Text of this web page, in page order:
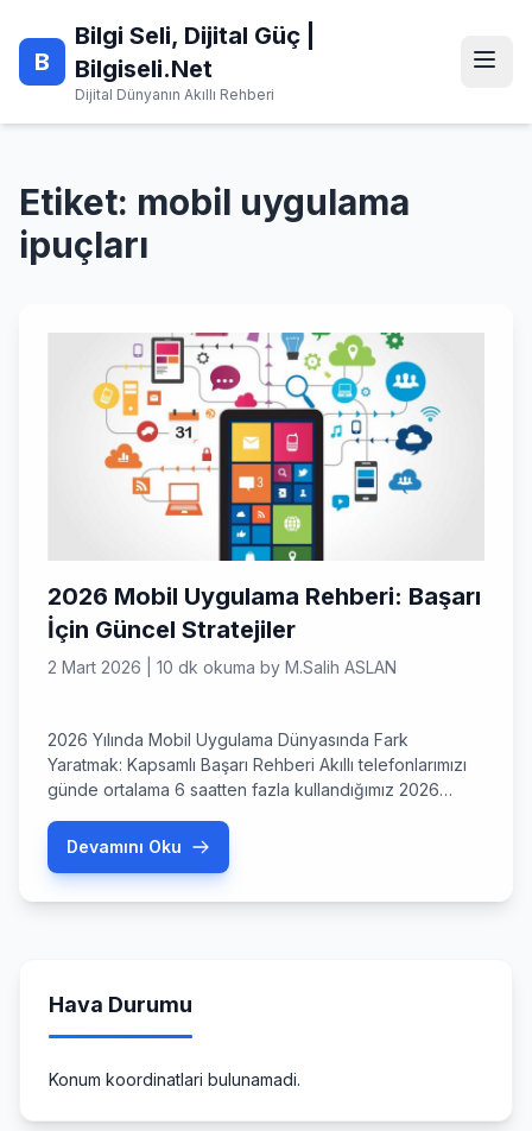
content
B
Bilgi Seli, Dijital Güç |
Bilgiseli.Net
Dijital Dünyanın Akıllı Rehberi
Etiket: mobil uygulama
ipuçları
2026 Mobil Uygulama Rehberi: Başarı
İçin Güncel Stratejiler
2 Mart 2026 10 dk okuma by M.Salih ASLAN
2026 Yılında Mobil Uygulama Dünyasında Fark
Yaratmak: Kapsamlı Başarı Rehberi Akıllı telefonlarımızı
günde ortalama 6 saatten fazla kullandığımız 2026
değil, dijital varlığın temel taşı haline geldi. Peki,
uygulama mağazalarının milyonlarca seçenekle dolup
Devamını Oku
Hava Durumu
Konum koordinatlari bulunamadi.